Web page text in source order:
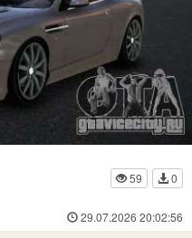
59
0
29.07.2026 20:02:56